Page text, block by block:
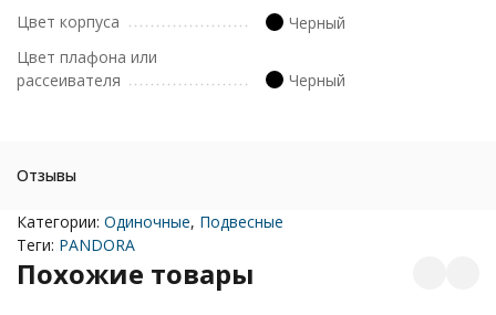
Цвет корпуса
Черный
Цвет плафона или
рассеивателя
Черный
Отзывы
Категории: Одиночные, Подвесные
Теги: PANDORA
Похожие товары